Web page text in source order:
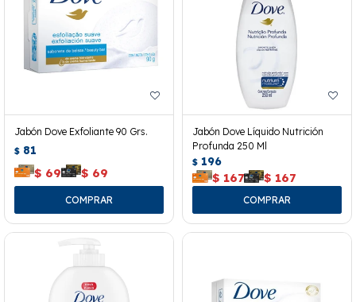
Jabón Dove Exfoliante 90 Grs.
$ 81
$ 69 $ 69
Jabón Dove Líquido Nutrición
Profunda 250 Ml
$ 196
$ 167 $ 167